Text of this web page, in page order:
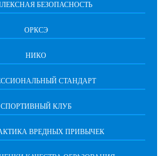
БЕЗОПАСНОСТЬ
ОРКСЭ
НИКО
СТАНДАРТ
СПОРТИВНЫЙ КЛУБ
ВРЕДНЫХ ПРИВЫЧЕК